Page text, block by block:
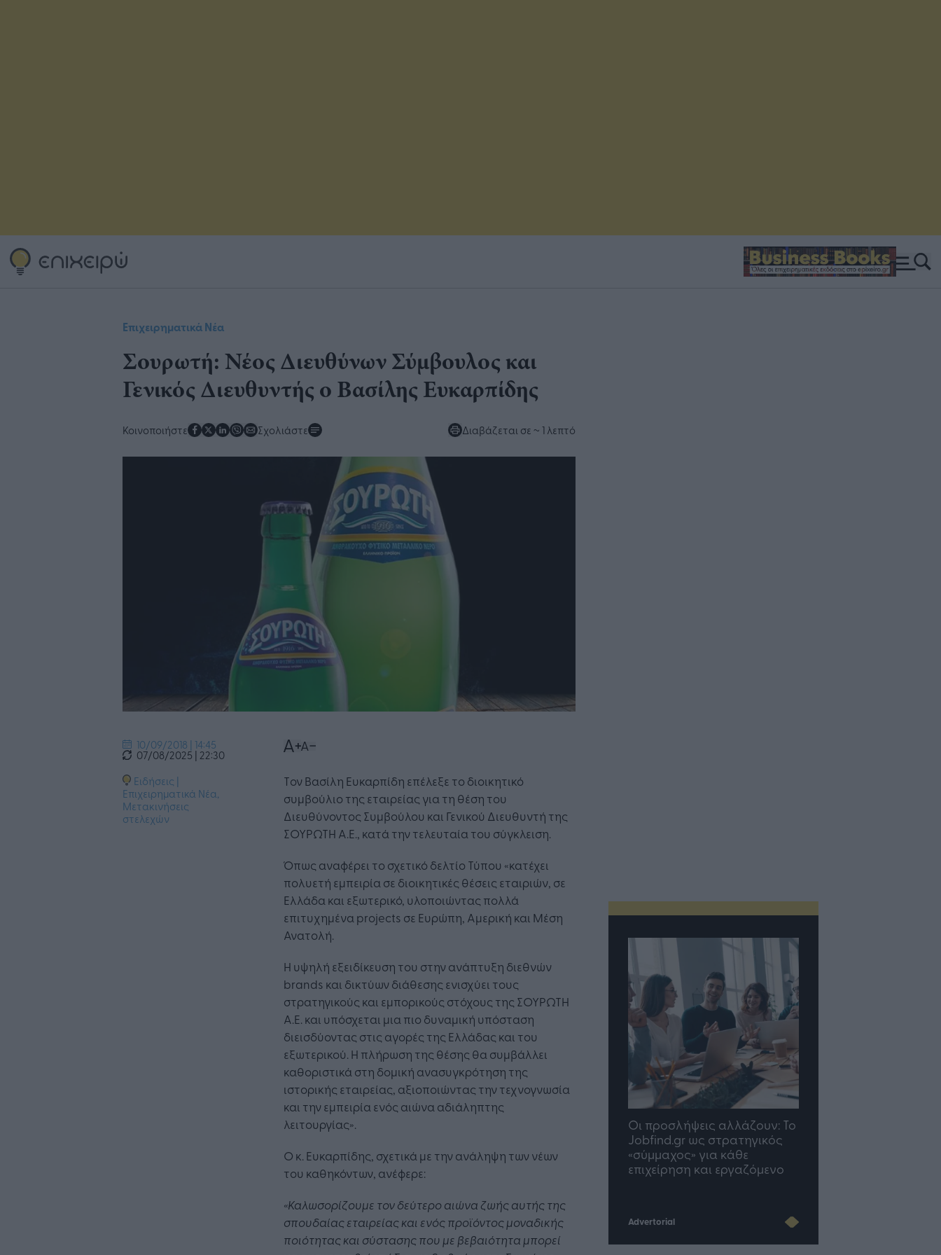
Επιχειρηματικά Νέα
Σουρωτή: Νέος Διευθύνων Σύμβουλος και
Γενικός Διευθυντής ο Βασίλης Ευκαρπίδης
Κοινοποιήστε Σχολιάστε Διαβάζεται σε ~ 1 λεπτό
10/09/2018 | 14:45
07/08/2025 | 22:30
Ειδήσεις |
Επιχειρηματικά Νέα,
Μετακινήσεις
στελεχών
Tον Βασίλη Ευκαρπίδη επέλεξε το διοικητικό
συμβούλιο της εταιρείας για τη θέση του
Διευθύνοντος Συμβούλου και Γενικού Διευθυντή της
ΣΟΥΡΩΤΗ Α.Ε., κατά την τελευταία του σύγκλειση.
Όπως αναφέρει το σχετικό δελτίο Τύπου «κατέχει
πολυετή εμπειρία σε διοικητικές θέσεις εταιριών, σε
Ελλάδα και εξωτερικό, υλοποιώντας πολλά
επιτυχημένα projects σε Ευρώπη, Αμερική και Μέση
Ανατολή.
Η υψηλή εξειδίκευση του στην ανάπτυξη διεθνών
brands και δικτύων διάθεσης ενισχύει τους
στρατηγικούς και εμπορικούς στόχους της ΣΟΥΡΩΤΗ
Α.Ε. και υπόσχεται μια πιο δυναμική υπόσταση
διεισδύοντας στις αγορές της Ελλάδας και του
εξωτερικού. Η πλήρωση της θέσης θα συμβάλλει
καθοριστικά στη δομική ανασυγκρότηση της
ιστορικής εταιρείας, αξιοποιώντας την τεχνογνωσία
και την εμπειρία ενός αιώνα αδιάληπτης
λειτουργίας».
Ο κ. Ευκαρπίδης, σχετικά με την ανάληψη των νέων
του καθηκόντων, ανέφερε:
«Καλωσορίζουμε τον δεύτερο αιώνα ζωής αυτής της
σπουδαίας εταιρείας και ενός προϊόντος μοναδικής
ποιότητας και σύστασης που με βεβαιότητα μπορεί
Η Τεχνητή Νοημοσύνη: το νέο
επιχείρησης
«σύμμαχος» για κάθε
επιχείρηση και εργαζόμενο
TP Greece: Πώς
διαμορφώνεται το μέλλον
του Insurance στην εποχή
του AI
Advertorial